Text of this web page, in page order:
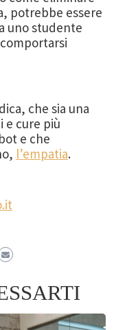
potrebbe essere
uno studente
che sia una
e cure più
e che
l’empatia.